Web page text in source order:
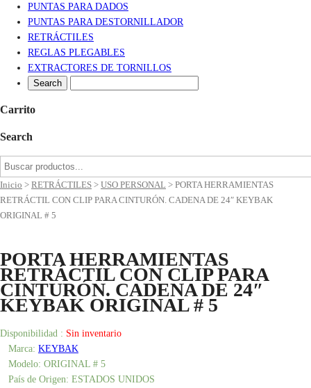
PUNTAS PARA DADOS
PUNTAS PARA DESTORNILLADOR
RETRÁCTILES
REGLAS PLEGABLES
EXTRACTORES DE TORNILLOS
Carrito
Search
Inicio > RETRÁCTILES > USO PERSONAL > PORTA HERRAMIENTAS
RETRÁCTIL CON CLIP PARA CINTURÓN. CADENA DE 24″ KEYBAK
ORIGINAL # 5
PORTA HERRAMIENTAS
RETRÁCTIL CON CLIP PARA
CINTURÓN. CADENA DE 24″
KEYBAK ORIGINAL # 5
Disponibilidad : Sin inventario
Marca: KEYBAK
Modelo: ORIGINAL # 5
País de Origen: ESTADOS UNIDOS